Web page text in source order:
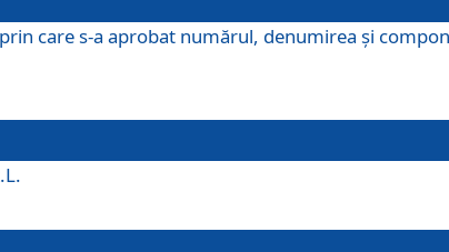
care s-a aprobat numărul, denumirea şi